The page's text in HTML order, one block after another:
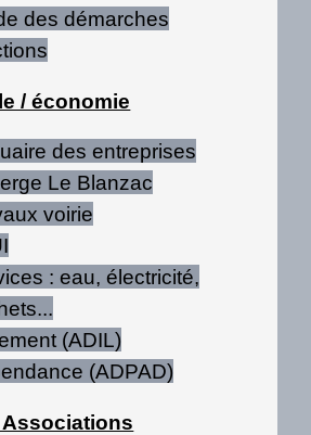
des démarches
/ économie
des entreprises
Le Blanzac
voirie
: eau, électricité,
(ADIL)
(ADPAD)